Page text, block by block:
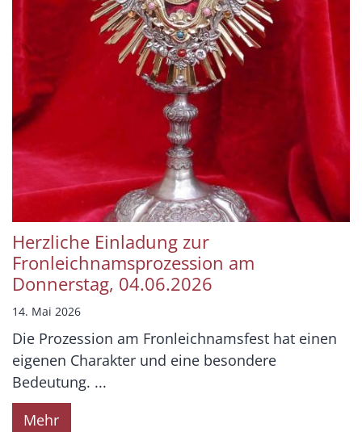
Herzliche Einladung zur
Fronleichnamsprozession am
Donnerstag, 04.06.2026
14. Mai 2026
Die Prozession am Fronleichnamsfest hat einen
eigenen Charakter und eine besondere
Bedeutung. ...
Mehr